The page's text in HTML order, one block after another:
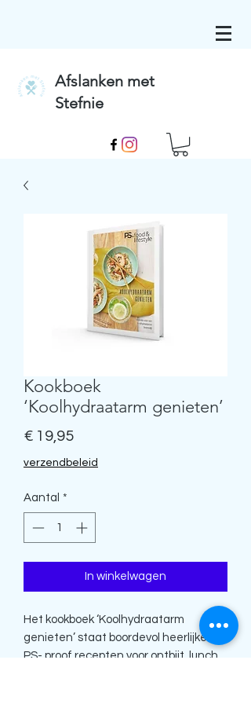
Afslanken met
Stefnie
Kookboek
‘Koolhydraatarm genieten’
€ 19,95Prijs
verzendbeleid
Aantal *
In winkelwagen
Het kookboek ‘Koolhydraatarm
genieten’ staat boordevol heerlijke
PS- proof recepten voor ontbijt, lunch